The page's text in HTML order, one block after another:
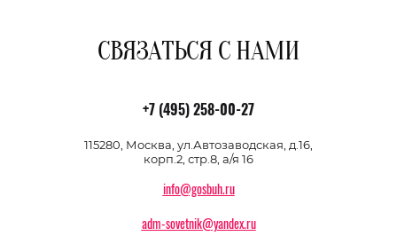
СВЯЗАТЬСЯ С НАМИ
+7 (495) 258-00-27
115280, Москва, ул.Автозаводская, д.16,
корп.2, стр.8, а/я 16
info@gosbuh.ru
adm-sovetnik@yandex.ru